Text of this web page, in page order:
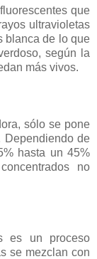
que
ultravioletas
blanca de lo que
según la
más vivos.
sólo se pone
Dependiendo de
hasta un 45%
no
es un proceso
se mezclan con